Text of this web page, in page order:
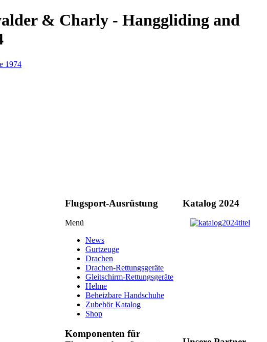
& Charly - Hanggliding and
Flugsport-Ausrüstung
Menü
News
Gurtzeuge
Drachen
Drachen-Rettungsgeräte
Gleitschirm-Rettungsgeräte
Helme
Beheizbare Handschuhe
Zubehör Katalog
Shop
Komponenten für
Katalog 2024